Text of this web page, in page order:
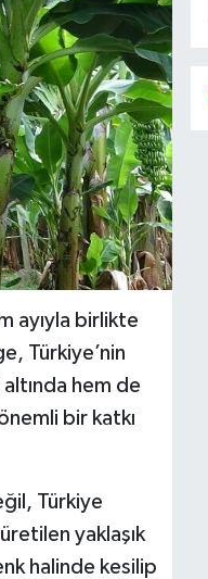
ayıyla birlikte
Türkiye’nin
altında hem de
bir katkı
Türkiye
yaklaşık
halinde kesilip